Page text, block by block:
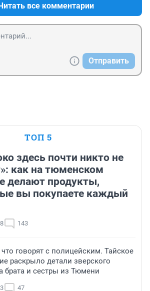
все комментарии
Отправить
ТОП 5
здесь почти никто не
как на тюменском
делают продукты,
вы покупаете каждый
143
говорят с полицейским. Тайское
раскрыло детали зверского
брата и сестры из Тюмени
47